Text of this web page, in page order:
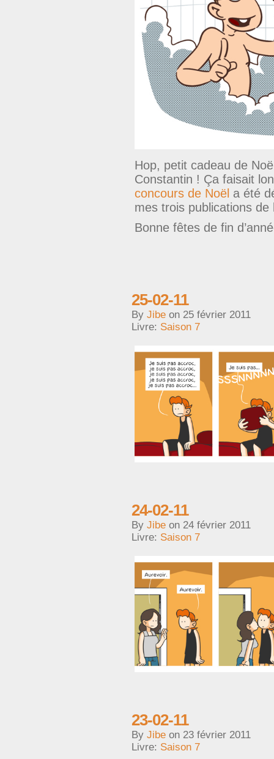
Hop, petit cadeau de
Constantin ! Ça faisait
concours de Noël a été
mes trois publications de
Bonne fêtes de fin
25-02-11
By Jibe on 25 février 2011
Livre: Saison 7
24-02-11
By Jibe on 24 février 2011
Livre: Saison 7
23-02-11
By Jibe on 23 février 2011
Livre: Saison 7